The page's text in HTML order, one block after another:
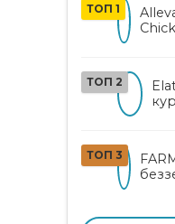
ТОП 1
ТОП 2
ТОП 3